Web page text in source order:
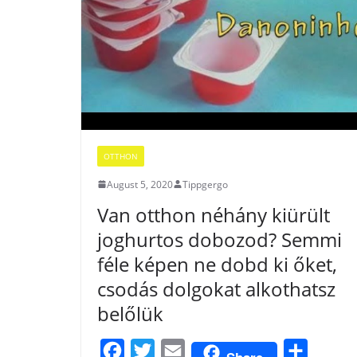
OTTHON
August 5, 2020 Tippgergo
Van otthon néhány kiürült
joghurtos dobozod? Semmi
féle képen ne dobd ki őket,
csodás dolgokat alkothatsz
belőlük
E